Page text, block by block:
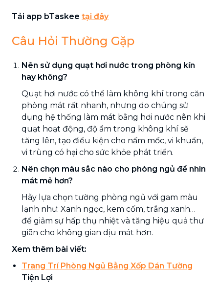
Tải app bTaskee tại đây
Câu Hỏi Thường Gặp
Nên sử dụng quạt hơi nước trong phòng kín
hay không?
Quạt hơi nước có thể làm không khí trong căn
phòng mát rất nhanh, nhưng do chúng sử
dụng hệ thống làm mát bằng hơi nước nên khi
quạt hoạt động, độ ẩm trong không khí sẽ
tăng lên, tạo điều kiện cho nấm mốc, vi khuẩn,
vi trùng có hại cho sức khỏe phát triển.
Nên chọn màu sắc nào cho phòng ngủ để nhìn
mát mẻ hơn?
Hãy lựa chọn tường phòng ngủ với gam màu
lạnh như: Xanh ngọc, kem cốm, trắng xanh…
để giảm sự hấp thụ nhiệt và tăng hiệu quả thư
giãn cho không gian dịu mát hơn.
Xem thêm bài viết:
Trang Trí Phòng Ngủ Bằng Xốp Dán Tường
Tiện Lợi